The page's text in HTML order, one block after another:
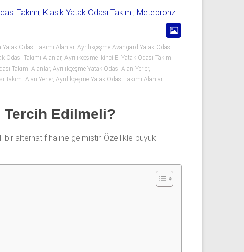
Takımı, Klasik Yatak Odası Takımı, Metebronz
Odası Takımı Alanlar, Ayrılıkçeşme Avangard Yatak Odası
Odası Takımı Alanlar, Ayrılıkçeşme İkinci El Yatak Odası Takımı
Takımı Alanlar, Ayrılıkçeşme Yatak Odası Alan Yerler,
Takımı Alan Yerler, Ayrılıkçeşme Yatak Odası Takımı Alanlar,
Tercih Edilmeli?
alternatif haline gelmiştir. Özellikle büyük